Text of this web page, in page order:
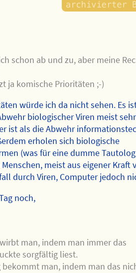
schon ab und zu, aber meine
ja komische Prioritäten ;-)
würde ich da nicht sehen. Es
biologischer Viren meist
ist als die Abwehr
erholen sich biologische
(was für eine dumme
meist aus eigener Kraft
durch Viren, Computer jedoch
noch,
man, indem man immer das
sorgfältig liest.
bekommt man, indem man das